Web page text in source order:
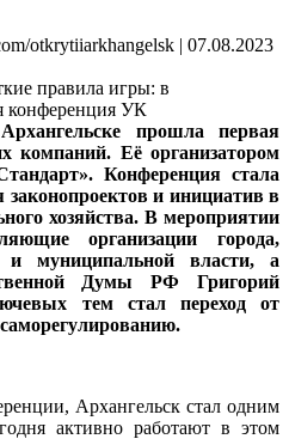
otkrytiiarkhangelsk | 07.08.2023
прошла первая
компаний. Её организатором
Конференция стала
и инициатив в
хозяйства. В мероприятии
организации города,
и муниципальной власти, а
Думы РФ Григорий
тем стал переход от
Архангельск стал одним
активно работают в этом